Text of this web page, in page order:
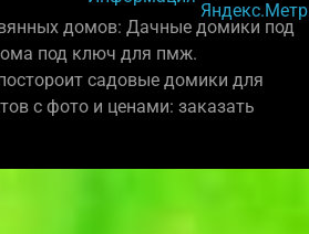
домов: Дачные домики под
под ключ для пмж.
садовые домики для
с фото и ценами: заказать